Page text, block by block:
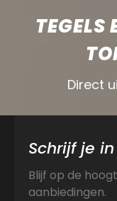
Direct
Schrijf je
Blijf op de
aanbiedingen.